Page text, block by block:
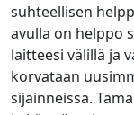
suhteellisen
avulla on helppo
laitteesi välillä ja
korvataan
sijainneissa.